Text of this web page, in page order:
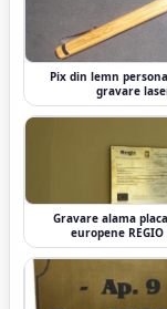
Pix din lemn
gravare
Gravare alama
europene